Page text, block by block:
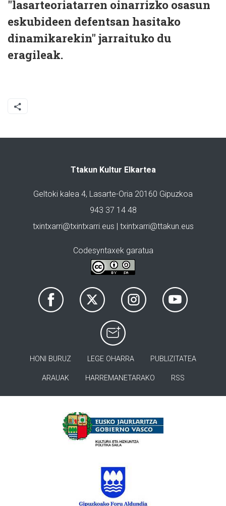
"lasarteoriatarren oinarrizko osasun
eskubideen defentsan hasitako
dinamikarekin" jarraituko du
eragileak.
Ttakun Kultur Elkartea
Geltoki kalea 4, Lasarte-Oria 20160 Gipuzkoa
943 37 14 48
txintxarri@txintxarri.eus | txintxarri@ttakun.eus
Codesyntaxek garatua
HONI BURUZ LEGE OHARRA PUBLIZITATEA
ARAUAK HARREMANETARAKO RSS